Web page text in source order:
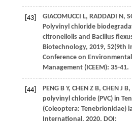
[43] GIACOMUCCI L, RADDADI N ,
Polyvinyl chloride
citronellolis and Bacillus
Biotechnology, 2019, 52(9th
Conference on
Management (ICEEM): 35-41.
[44] PENG B Y, CHEN Z B, CHEN J B,
polyvinyl chloride (PVC) in
(Coleoptera: Tenebrionidae)
International , 2020, DOI: